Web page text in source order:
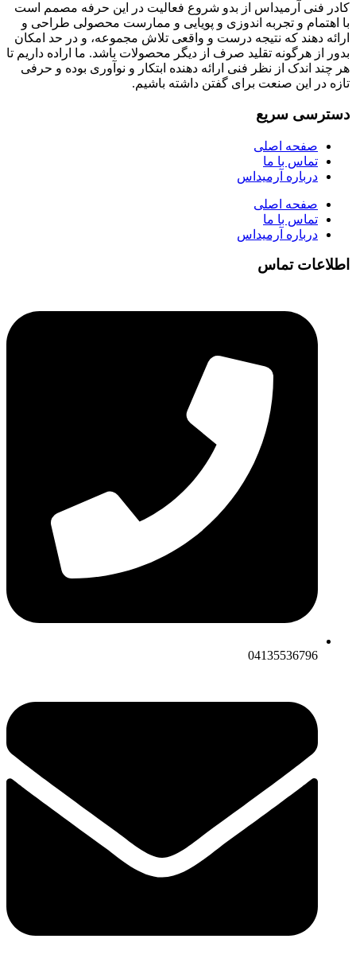
کادر فنی آرمیداس از بدو شروع فعالیت در این حرفه مصمم است
با اهتمام و تجربه اندوزی و پویایی و ممارست محصولی طراحی و
ارائه دهند که نتیجه درست و واقعی تلاش مجموعه، و در حد امکان
بدور از هرگونه تقلید صرف از دیگر محصولات باشد. ما اراده داریم تا
هر چند اندک از نظر فنی ارائه دهنده ابتکار و نوآوری بوده و حرفی
تازه در این صنعت برای گفتن داشته باشیم.
دسترسی سریع
صفحه اصلی
تماس با ما
درباره آرمیداس
صفحه اصلی
تماس با ما
درباره آرمیداس
اطلاعات تماس
04135536796